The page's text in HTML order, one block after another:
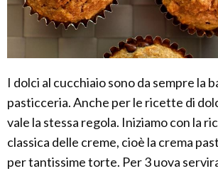
I dolci al cucchiaio sono da sempre la
pasticceria. Anche per le ricette di
vale la stessa regola. Iniziamo con la
classica delle creme, cioè la crema
per tantissime torte. Per 3 uova